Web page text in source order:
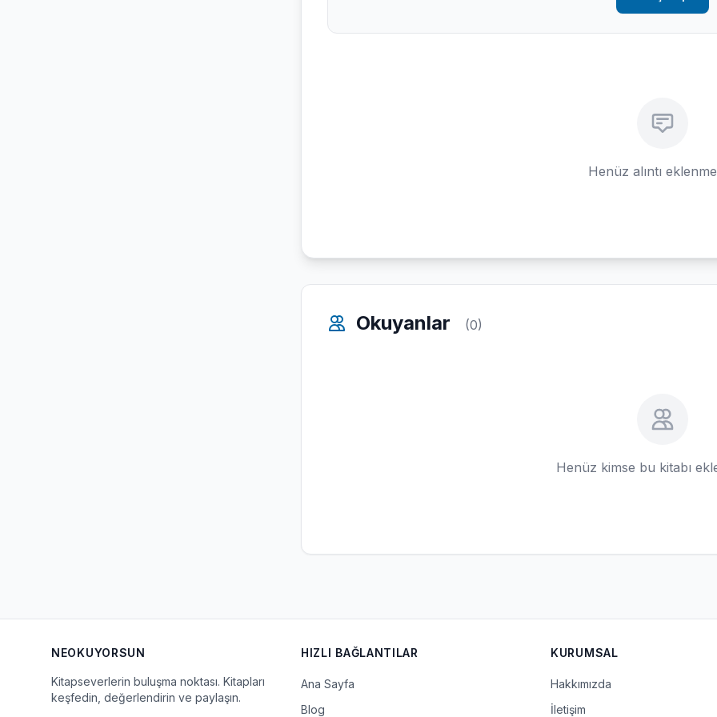
Henüz alıntı
Okuyanlar (0)
Henüz kimse bu kitabı
NEOKUYORSUN
Kitapseverlerin buluşma noktası. Kitapları
keşfedin, değerlendirin ve paylaşın.
HIZLI BAĞLANTILAR
Ana Sayfa
Blog
KURUMSAL
Hakkımızda
İletişim